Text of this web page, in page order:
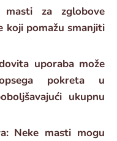
masti za zglobove
koji pomažu smanjiti
uporaba može
pokreta u
ukupnu
Neke masti mogu